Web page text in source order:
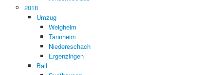
2018
Umzug
Weigheim
Tannheim
Niedereschach
Ergenzingen
Ball